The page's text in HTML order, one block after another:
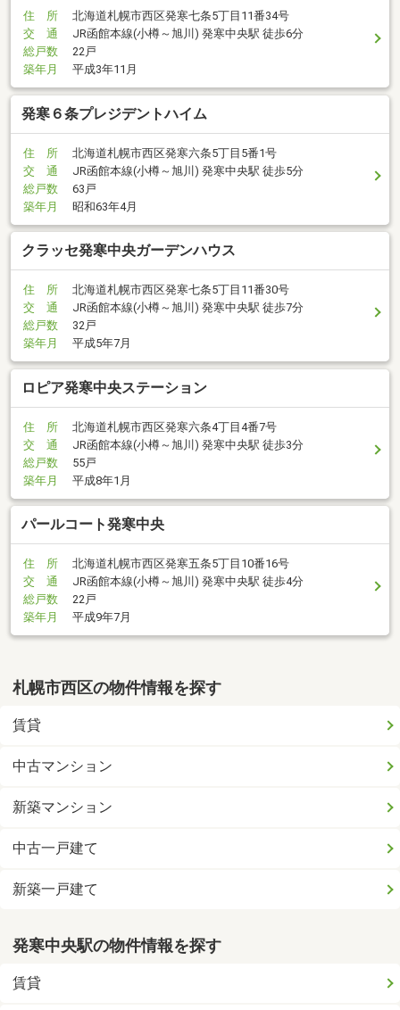
住 所
北海道札幌市西区発寒七条5丁目11番34号
交 通
JR函館本線(小樽～旭川) 発寒中央駅 徒歩6分
総戸数
22戸
築年月
平成3年11月
発寒６条プレジデントハイム
住 所
北海道札幌市西区発寒六条5丁目5番1号
交 通
JR函館本線(小樽～旭川) 発寒中央駅 徒歩5分
総戸数
63戸
築年月
昭和63年4月
クラッセ発寒中央ガーデンハウス
住 所
北海道札幌市西区発寒七条5丁目11番30号
交 通
JR函館本線(小樽～旭川) 発寒中央駅 徒歩7分
総戸数
32戸
築年月
平成5年7月
ロピア発寒中央ステーション
住 所
北海道札幌市西区発寒六条4丁目4番7号
交 通
JR函館本線(小樽～旭川) 発寒中央駅 徒歩3分
総戸数
55戸
築年月
平成8年1月
パールコート発寒中央
住 所
北海道札幌市西区発寒五条5丁目10番16号
交 通
JR函館本線(小樽～旭川) 発寒中央駅 徒歩4分
総戸数
22戸
築年月
平成9年7月
札幌市西区の物件情報を探す
賃貸
中古マンション
新築マンション
中古一戸建て
新築一戸建て
発寒中央駅の物件情報を探す
賃貸